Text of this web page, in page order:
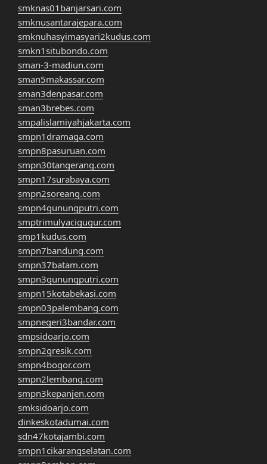
smknas01banjarsari.com
smknusantarajepara.com
smknuhasyimasyari2kudus.com
smkn1situbondo.com
sman-3-madiun.com
sman5makassar.com
sman3denpasar.com
sman3brebes.com
smpalislamiyahjakarta.com
smpn1dramaga.com
smpn8pasuruan.com
smpn30tangerang.com
smpn17surabaya.com
smpn2soreang.com
smpn4gunungputri.com
smptrimulyacigugur.com
smp1kudus.com
smpn7bandung.com
smpn37batam.com
smpn3gunungputri.com
smpn15kotabekasi.com
smpn03palembang.com
smpnegeri3bandar.com
smpsidoarjo.com
smpn2gresik.com
smpn4bogor.com
smpn2lembang.com
smpn3kepanjen.com
smksidoarjo.com
dinkeskotadumai.com
sdn47kotajambi.com
smpn1cikarangselatan.com